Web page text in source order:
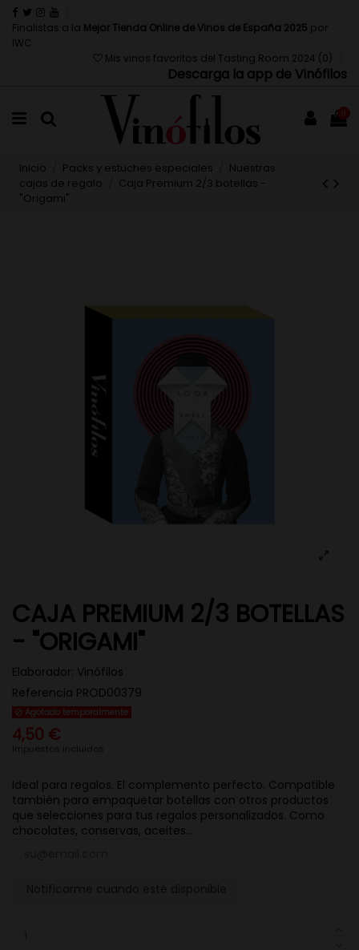
Finalistas a la Mejor Tienda Online de Vinos de España 2025 por
IWC
Mis vinos favoritos del Tasting Room 2024 (0 )
Descarga la app de Vinófilos
0
Inicio Packs y estuches especiales
Nuestras
cajas de regalo
Caja Premium 2/3 botellas -
"Origami"
CAJA PREMIUM 2/3 BOTELLAS
- "ORIGAMI"
Elaborador: Vinófilos
Referencia PROD00379
Agotado temporalmente
4,50 €
Impuestos incluidos
Ideal para regalos. El complemento perfecto. Compatible
también para empaquetar botellas con otros productos
que selecciones para tus regalos personalizados. Como
chocolates, conservas, aceites...